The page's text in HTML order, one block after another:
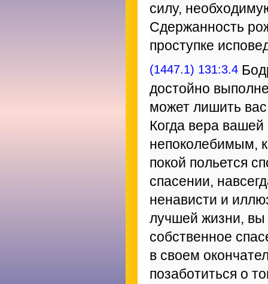
силу,
Сдержанность
проступке
(1447.1) 131:3.4
достойно
может лишить
Когда вера вашей
непоколебимым,
покой польется
спасении,
ненависти и
лучшей жизни, вы
собственное
в своем
позаботиться о